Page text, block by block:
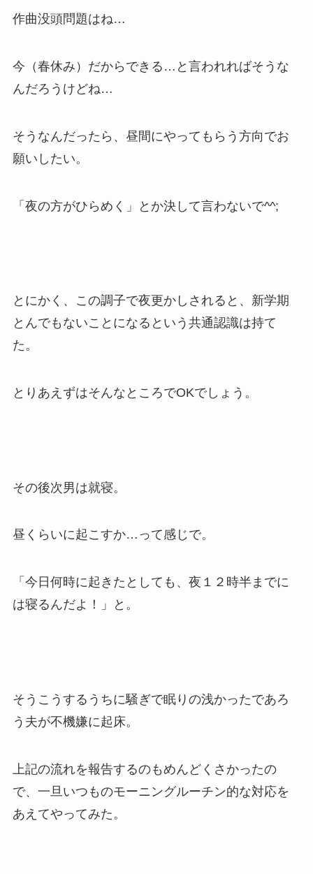
作曲没頭問題はね…
今（春休み）だからできる…と言われればそうな
んだろうけどね…
そうなんだったら、昼間にやってもらう方向でお
願いしたい。
「夜の方がひらめく」とか決して言わないで^^;
とにかく、この調子で夜更かしされると、新学期
とんでもないことになるという共通認識は持て
た。
とりあえずはそんなところでOKでしょう。
その後次男は就寝。
昼くらいに起こすか…って感じで。
「今日何時に起きたとしても、夜１２時半までに
は寝るんだよ！」と。
そうこうするうちに騒ぎで眠りの浅かったであろ
う夫が不機嫌に起床。
上記の流れを報告するのもめんどくさかったの
で、一旦いつものモーニングルーチン的な対応を
あえてやってみた。